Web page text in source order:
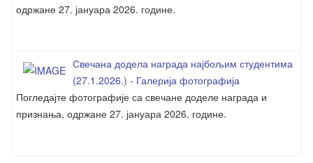
одржане 27. јануара 2026. године.
Свечана додела награда најбољим студентима
(27.1.2026.) - Галерија фотографија
Погледајте фотографије са свечане доделе награда и
признања, одржане 27. јануара 2026. године.